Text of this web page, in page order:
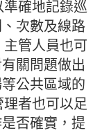
確地記錄巡
次數及線路
管人員也可
關問題做出
公共區域的
者也可以足
否確實，提